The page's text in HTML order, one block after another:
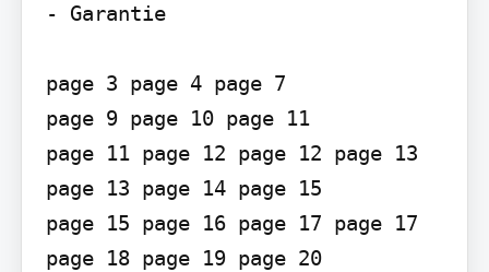
- Garantie
page 3 page 4 page 7
page 9 page 10 page 11
page 11 page 12 page 12 page 13
page 13 page 14 page 15
page 15 page 16 page 17 page 17
page 18 page 19 page 20